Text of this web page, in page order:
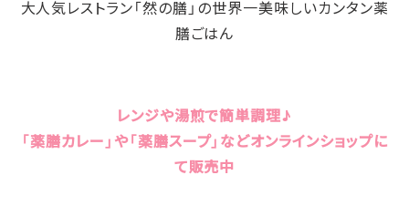
大人気レストラン「然の膳」の世界一美味しいカンタン薬
膳ごはん
レンジや湯煎で簡単調理♪
「薬膳カレー」や「薬膳スープ」などオンラインショップに
て販売中